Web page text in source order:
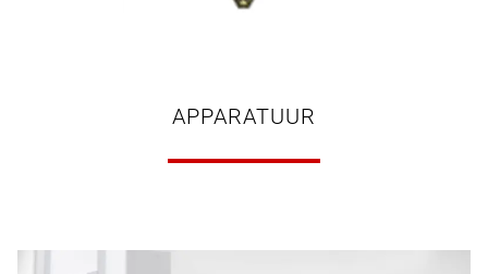
APPARATUUR